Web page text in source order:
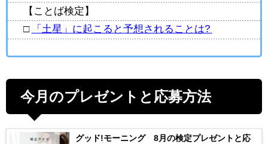
【ことば検定】
□
「土星」に起こると予想されることは?
今月のプレゼントと応募方法
グッド!モーニング 8月の検定プレゼントと応